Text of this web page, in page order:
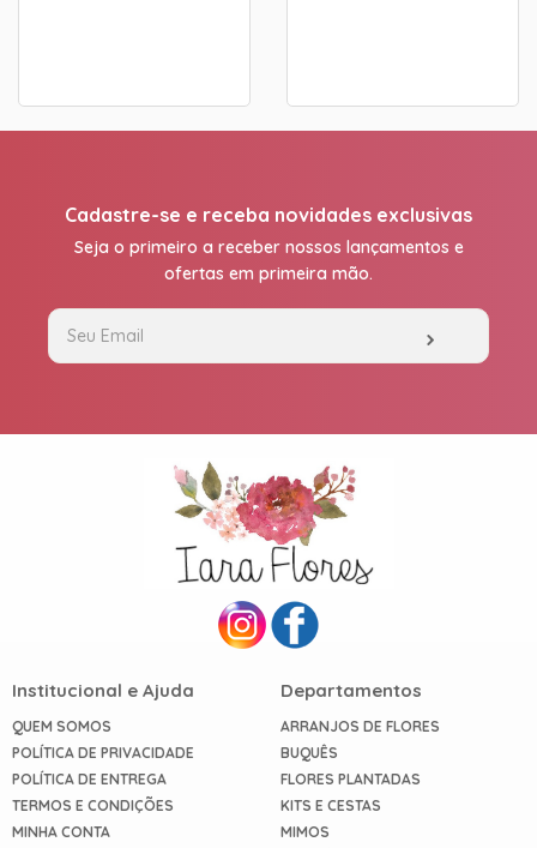
Cadastre-se e receba novidades exclusivas
Seja o primeiro a receber nossos lançamentos e
ofertas em primeira mão.
Institucional e Ajuda
QUEM SOMOS
POLÍTICA DE PRIVACIDADE
POLÍTICA DE ENTREGA
TERMOS E CONDIÇÕES
MINHA CONTA
Departamentos
ARRANJOS DE FLORES
BUQUÊS
FLORES PLANTADAS
KITS E CESTAS
MIMOS